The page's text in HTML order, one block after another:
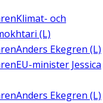
Klimat- och
(L)
Anders Ekegren (L)
EU-minister Jessica
Anders Ekegren (L)